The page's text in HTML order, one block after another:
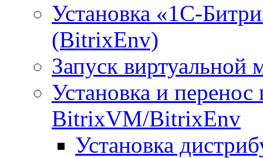
Установка «1С-
(BitrixEnv)
Запуск
Установка и
BitrixVM/BitrixEnv
Установка